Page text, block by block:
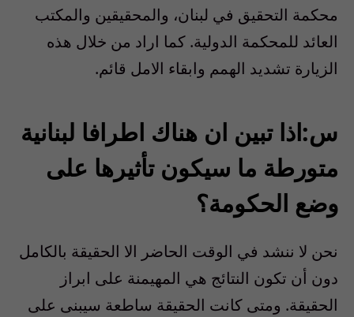
محكمة التحقيق في لبنان، والمحقيقين والمكتب
العائد للمحكمة الدولية. كما اراد من خلال هذه
الزيارة تشديد الهمم وابقاء الامل قائم.
س:اذا تبين ان هناك اطرافا لبنانية
متورطة ما سيكون تأثيرها على
وضع الحكومة؟
نحن لا ننشد في الوقت الحاضر الا الحقيقة بالكامل
دون أن تكون النتائج هي المهيمنة على ابراز
الحقيقة. ومتى كانت الحقيقة ساطعة سيبنى على